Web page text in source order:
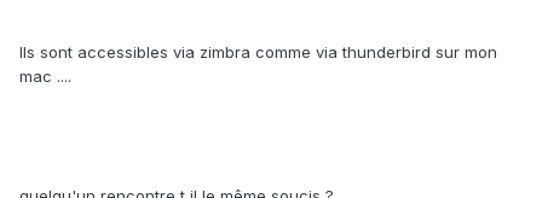
Ils sont accessibles via zimbra comme via thunderbird sur mon
mac ....